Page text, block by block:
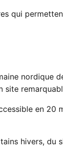
qui
nordique
site
en
hivers,